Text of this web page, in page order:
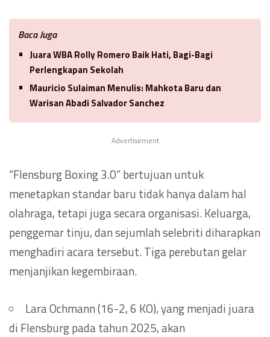
Baca Juga
Juara WBA Rolly Romero Baik Hati, Bagi-Bagi
Perlengkapan Sekolah
Mauricio Sulaiman Menulis: Mahkota Baru dan
Warisan Abadi Salvador Sanchez
Advertisement
“Flensburg Boxing 3.0” bertujuan untuk
menetapkan standar baru tidak hanya dalam hal
olahraga, tetapi juga secara organisasi. Keluarga,
penggemar tinju, dan sejumlah selebriti diharapkan
menghadiri acara tersebut. Tiga perebutan gelar
menjanjikan kegembiraan.
Lara Ochmann (16-2, 6 KO), yang menjadi juara
di Flensburg pada tahun 2025, akan